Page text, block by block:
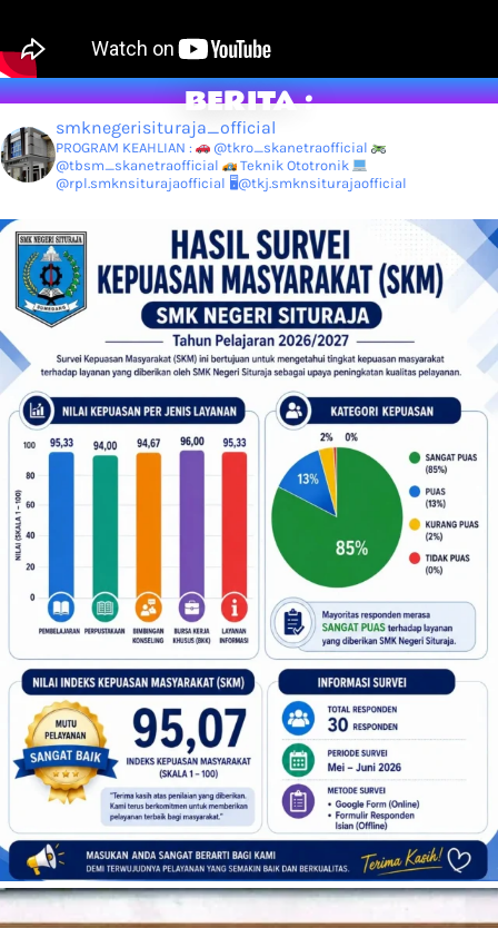
BERITA :
smknegerisituraja_official
PROGRAM KEAHLIAN :
@tkro_skanetraofficial
@tbsm_skanetraofficial
Teknik Ototronik
@rpl.smknsiturajaofficial 🖥@tkj.smknsiturajaofficial